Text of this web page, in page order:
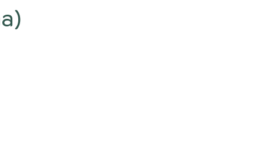
โรคอ้วน